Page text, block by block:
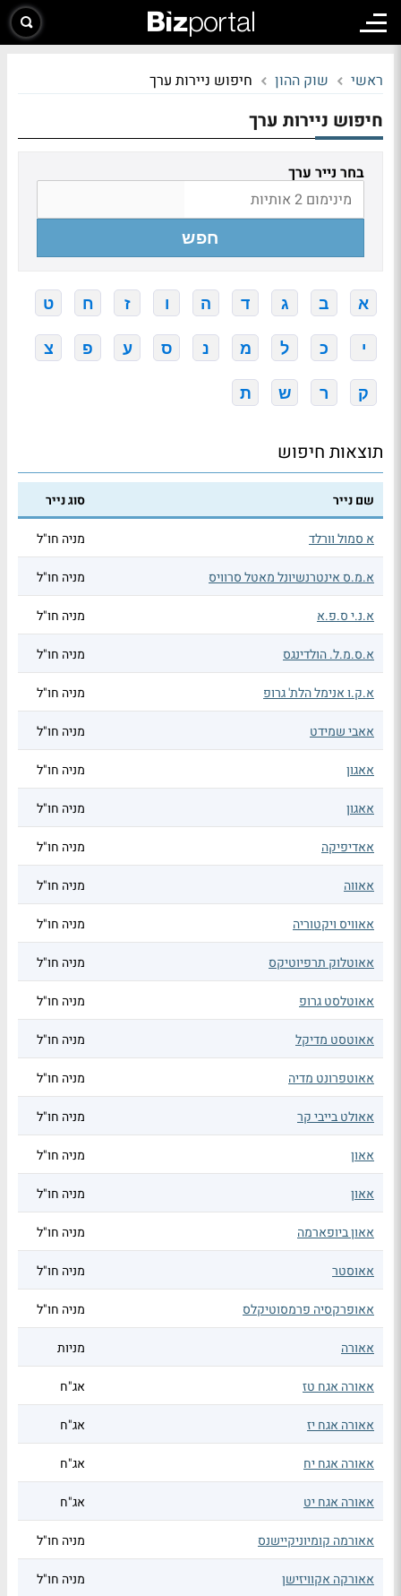
ראשי שוק ההון חיפוש ניירות ערך
חיפוש ניירות ערך
בחר נייר ערך
חפש
א ב ג ד ה ו ז ח ט
י כ ל מ נ ס ע פ צ
ק ר ש ת
תוצאות חיפוש
שם נייר סוג נייר
א סמול וורלד מניה חו"ל
א.מ.ס אינטרנשיונל מאטל סרוויס מניה חו"ל
א.נ.י ס.פ.א מניה חו"ל
א.ס.מ.ל. הולדינגס מניה חו"ל
א.ק.ו אנימל הלת' גרופ מניה חו"ל
אאבי שמידט מניה חו"ל
אאגון מניה חו"ל
אאגון מניה חו"ל
אאדיפיקה מניה חו"ל
אאווה מניה חו"ל
אאוויס ויקטוריה מניה חו"ל
אאוטלוק תרפיוטיקס מניה חו"ל
אאוטלסט גרופ מניה חו"ל
אאוטסט מדיקל מניה חו"ל
אאוטפרונט מדיה מניה חו"ל
אאולט בייבי קר מניה חו"ל
אאון מניה חו"ל
אאון מניה חו"ל
אאון ביופארמה מניה חו"ל
אאוסטר מניה חו"ל
אאופרקסיה פרמסוטיקלס מניה חו"ל
אאורה מניות
אאורה אגח טז אג"ח
אאורה אגח יז אג"ח
אאורה אגח יח אג"ח
אאורה אגח יט אג"ח
אאורמה קומיוניקיישנס מניה חו"ל
אאורקה אקוויזישן מניה חו"ל